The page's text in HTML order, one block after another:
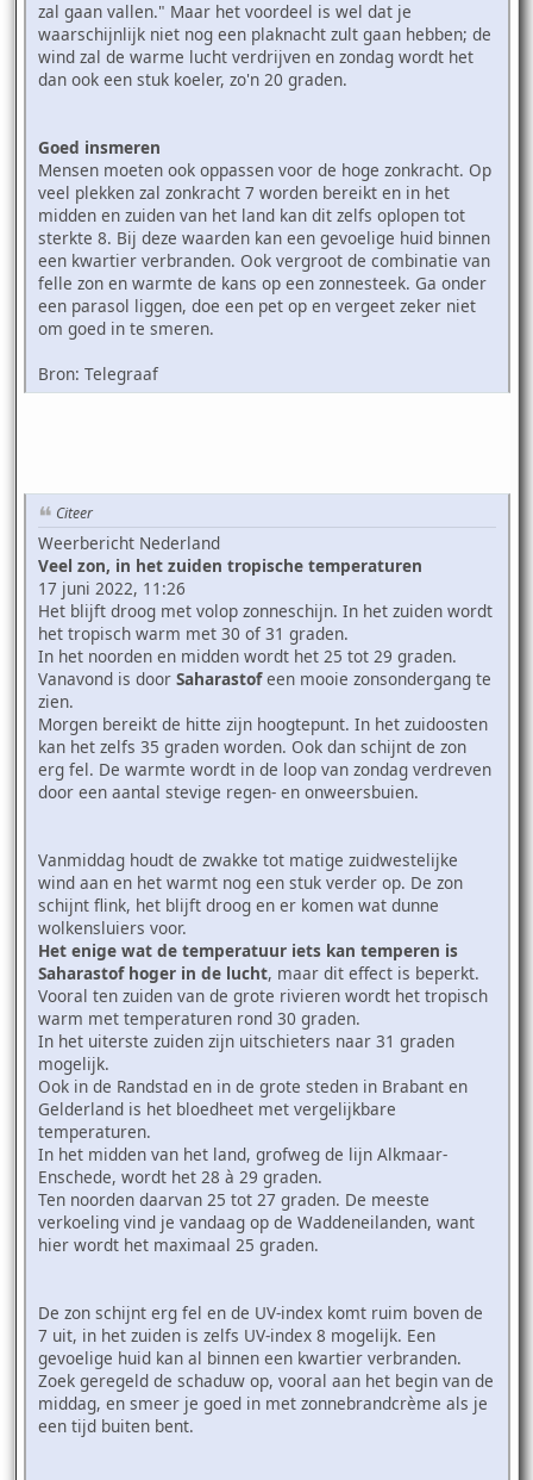
zal gaan vallen." Maar het voordeel is wel dat je
waarschijnlijk niet nog een plaknacht zult gaan hebben; de
wind zal de warme lucht verdrijven en zondag wordt het
dan ook een stuk koeler, zo'n 20 graden.
Goed insmeren
Mensen moeten ook oppassen voor de hoge zonkracht. Op
veel plekken zal zonkracht 7 worden bereikt en in het
midden en zuiden van het land kan dit zelfs oplopen tot
sterkte 8. Bij deze waarden kan een gevoelige huid binnen
een kwartier verbranden. Ook vergroot de combinatie van
felle zon en warmte de kans op een zonnesteek. Ga onder
een parasol liggen, doe een pet op en vergeet zeker niet
om goed in te smeren.
Bron: Telegraaf
Citeer
Weerbericht Nederland
Veel zon, in het zuiden tropische temperaturen
17 juni 2022, 11:26
Het blijft droog met volop zonneschijn. In het zuiden wordt
het tropisch warm met 30 of 31 graden.
In het noorden en midden wordt het 25 tot 29 graden.
Vanavond is door Saharastofeen mooie zonsondergang te
zien.
Morgen bereikt de hitte zijn hoogtepunt. In het zuidoosten
kan het zelfs 35 graden worden. Ook dan schijnt de zon
erg fel. De warmte wordt in de loop van zondag verdreven
door een aantal stevige regen- en onweersbuien.
Vanmiddag houdt de zwakke tot matige zuidwestelijke
wind aan en het warmt nog een stuk verder op. De zon
schijnt flink, het blijft droog en er komen wat dunne
wolkensluiers voor.
Het enige wat de temperatuur iets kan temperen is
Saharastof hoger in de lucht, maar dit effect is beperkt.
Vooral ten zuiden van de grote rivieren wordt het tropisch
warm met temperaturen rond 30 graden.
In het uiterste zuiden zijn uitschieters naar 31 graden
mogelijk.
Ook in de Randstad en in de grote steden in Brabant en
Gelderland is het bloedheet met vergelijkbare
temperaturen.
In het midden van het land, grofweg de lijn Alkmaar-
Enschede, wordt het 28 à 29 graden.
Ten noorden daarvan 25 tot 27 graden. De meeste
verkoeling vind je vandaag op de Waddeneilanden, want
hier wordt het maximaal 25 graden.
De zon schijnt erg fel en de UV-index komt ruim boven de
7 uit, in het zuiden is zelfs UV-index 8 mogelijk. Een
gevoelige huid kan al binnen een kwartier verbranden.
Zoek geregeld de schaduw op, vooral aan het begin van de
middag, en smeer je goed in met zonnebrandcrème als je
een tijd buiten bent.